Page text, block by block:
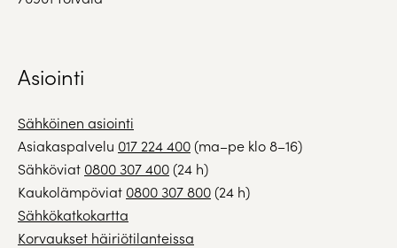
Asiointi
Sähköinen asiointi
Asiakaspalvelu 017 224 400(ma–pe klo 8–16)
Sähköviat 0800 307 400(24 h)
Kaukolämpöviat 0800 307 800(24 h)
Sähkökatkokartta
Korvaukset häiriötilanteissa